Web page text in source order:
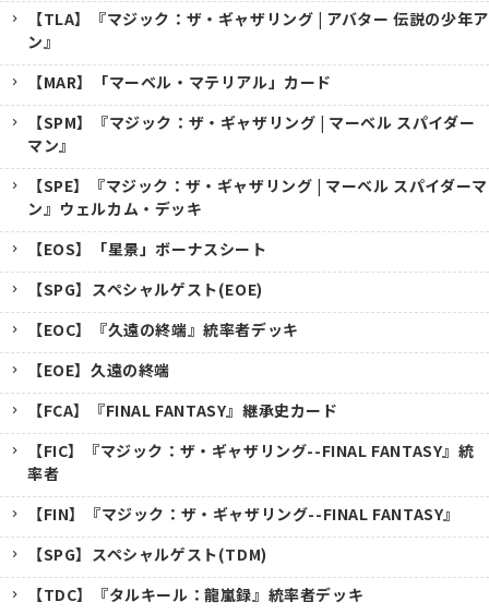
【TLA】『マジック：ザ・ギャザリング | アバター 伝説の少年ア
ン』
【MAR】「マーベル・マテリアル」カード
【SPM】『マジック：ザ・ギャザリング | マーベル スパイダー
マン』
【SPE】『マジック：ザ・ギャザリング | マーベル スパイダーマ
ン』ウェルカム・デッキ
【EOS】「星景」ボーナスシート
【SPG】スペシャルゲスト(EOE)
【EOC】『久遠の終端』統率者デッキ
【EOE】久遠の終端
【FCA】『FINAL FANTASY』継承史カード
【FIC】『マジック：ザ・ギャザリング--FINAL FANTASY』統
率者
【FIN】『マジック：ザ・ギャザリング--FINAL FANTASY』
【SPG】スペシャルゲスト(TDM)
【TDC】『タルキール：龍嵐録』統率者デッキ